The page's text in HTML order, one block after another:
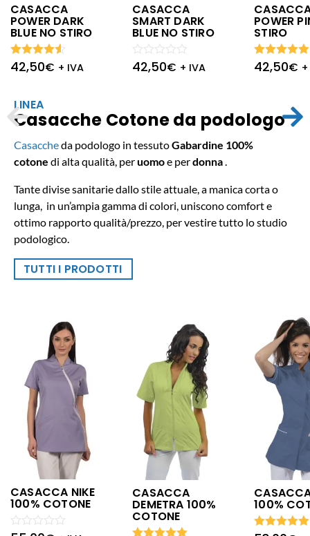
CASACCA
POWER DARK
BLUE NO STIRO
42,50€ + IVA
Valutato
4.50 su
CASACCA
SMART DARK
BLUE NO STIRO
42,50€ + IVA
Valutato
0
POWER
STIRO
42,50€
Valutato
5.00 su 5
LINEA
Casacche Cotone da podologo
Casaccheda podologo in tessutoGabardine 100%
cotone di alta qualità, peruomoe perdonna
Tante divise sanitarie dallo stile attuale, a manica corta o
lunga, in un’ampia gamma di colori, uniscono comfort e
ottimo rapporto qualità/prezzo, per vestire tutto lo studio
podologico.
TUTTI I PRODOTTI
CASACCA NIKE
100% COTONE
CASACCA
DEMETRA 100%
COTONE
100%